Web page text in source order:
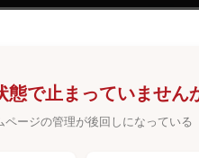
態で止まっていません
ページの管理が後回しになっている